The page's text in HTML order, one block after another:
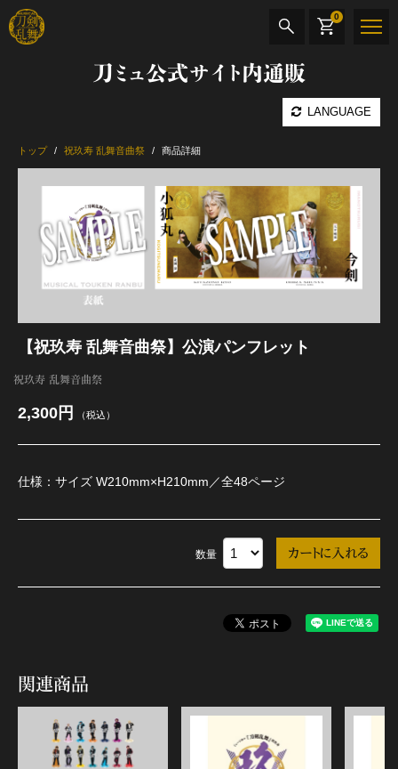
刀ミュ公式サイト内通販
LANGUAGE
0
CD・DVD BOOK その他
最新カテゴリー
月夜一縷
トップ 祝玖寿 乱舞音曲祭 商品詳細
【祝玖寿 乱舞音曲祭】公演パンフレット
祝玖寿 乱舞音曲祭
2,300円 （税込）
仕様：サイズ W210mm×H210mm／全48ページ
数量
関連商品